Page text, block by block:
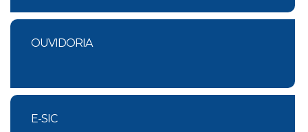
OUVIDORIA
E-SIC